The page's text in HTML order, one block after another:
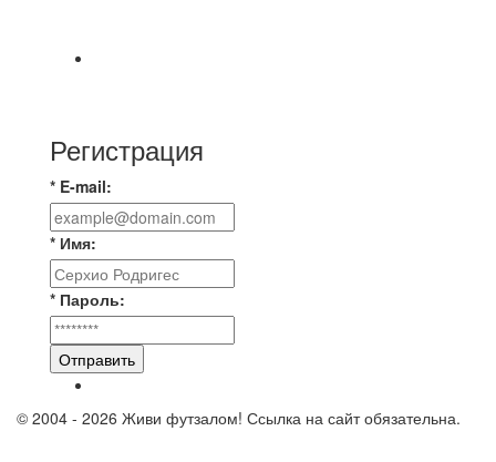
Регистрация
* E-mail:
* Имя:
* Пароль:
Отправить
© 2004 - 2026 Живи футзалом! Ссылка на сайт обязательна.